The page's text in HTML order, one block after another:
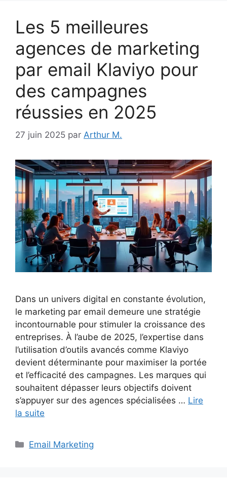
Les 5 meilleures
agences de marketing
par email Klaviyo pour
des campagnes
réussies en 2025
27 juin 2025 par Arthur M.
Dans un univers digital en constante évolution,
le marketing par email demeure une stratégie
incontournable pour stimuler la croissance des
entreprises. À l’aube de 2025, l’expertise dans
l’utilisation d’outils avancés comme Klaviyo
devient déterminante pour maximiser la portée
et l’efficacité des campagnes. Les marques qui
souhaitent dépasser leurs objectifs doivent
s’appuyer sur des agences spécialisées … Lire
la suite
Catégories
Email Marketing